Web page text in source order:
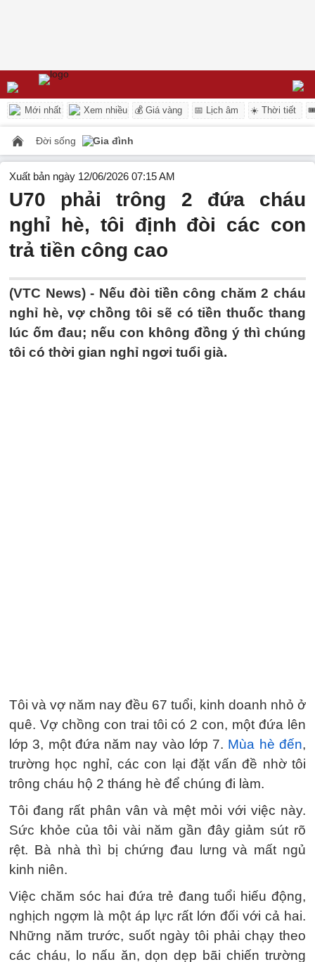
Mới nhất Xem nhiều 💰 Giá vàng 📅 Lịch âm ☀️ Thời tiết
Đời sống Gia đình
Xuất bản ngày 12/06/2026 07:15 AM
U70 phải trông 2 đứa cháu
nghỉ hè, tôi định đòi các con
trả tiền công cao
(VTC News) - Nếu đòi tiền công chăm 2 cháu
nghỉ hè, vợ chồng tôi sẽ có tiền thuốc thang
lúc ốm đau; nếu con không đồng ý thì chúng
tôi có thời gian nghỉ ngơi tuổi già.
Tôi và vợ năm nay đều 67 tuổi, kinh doanh nhỏ ở
quê. Vợ chồng con trai tôi có 2 con, một đứa lên
lớp 3, một đứa năm nay vào lớp 7. Mùa hè đến,
trường học nghỉ, các con lại đặt vấn đề nhờ tôi
trông cháu hộ 2 tháng hè để chúng đi làm.
Tôi đang rất phân vân và mệt mỏi với việc này.
Sức khỏe của tôi vài năm gần đây giảm sút rõ
rệt. Bà nhà thì bị chứng đau lưng và mất ngủ
kinh niên.
Việc chăm sóc hai đứa trẻ đang tuổi hiếu động,
nghịch ngợm là một áp lực rất lớn đối với cả hai.
Những năm trước, suốt ngày tôi phải chạy theo
các cháu, lo nấu ăn, dọn dẹp bãi chiến trường